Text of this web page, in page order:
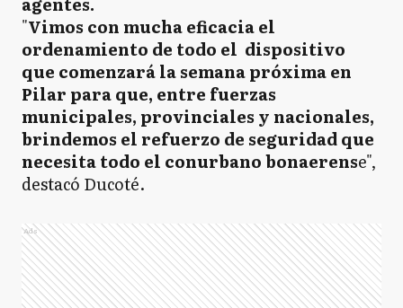
"Vimos con mucha eficacia el
ordenamiento de todo el dispositivo
que comenzará la semana próxima en
Pilar para que, entre fuerzas
municipales, provinciales y nacionales,
brindemos el refuerzo de seguridad que
necesita todo el conurbano bonaerense",
destacó Ducoté.
Ads